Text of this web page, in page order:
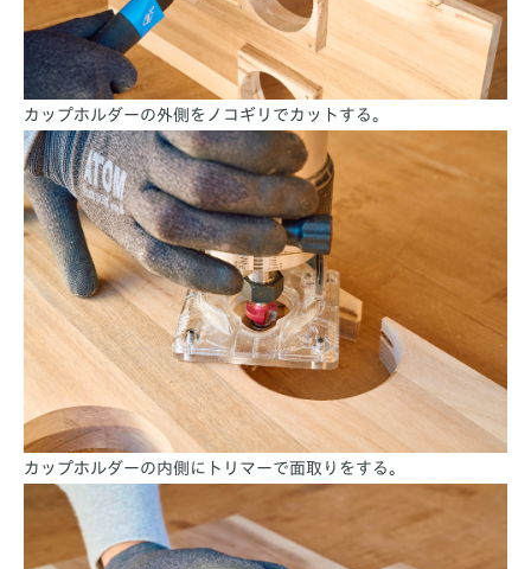
カップホルダーの外側をノコギリでカットする。
カップホルダーの内側にトリマーで面取りをする。